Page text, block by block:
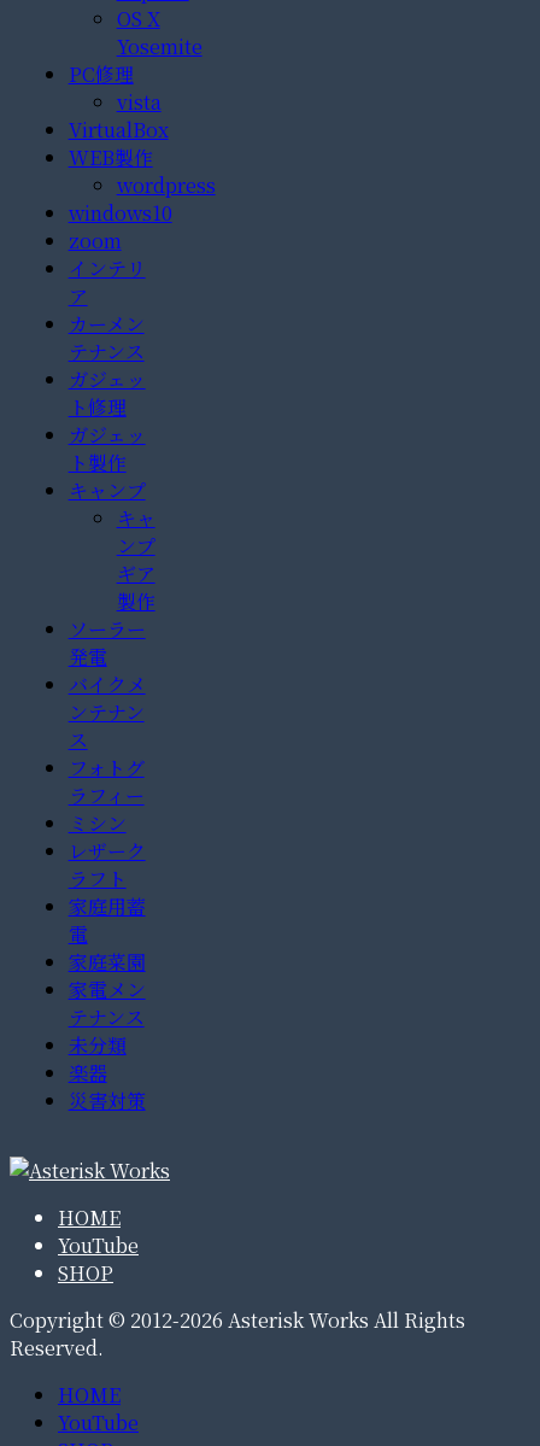
OS X
Yosemite
PC修理
vista
VirtualBox
WEB製作
wordpress
windows10
zoom
インテリ
ア
カーメン
テナンス
ガジェッ
ト修理
ガジェッ
ト製作
キャンプ
キャ
ンプ
ギア
製作
ソーラー
発電
バイクメ
ンテナン
ス
フォトグ
ラフィー
ミシン
レザーク
ラフト
家庭用蓄
電
家庭菜園
家電メン
テナンス
未分類
楽器
災害対策
HOME
YouTube
SHOP
Copyright © 2012-2026 Asterisk Works All Rights
Reserved.
HOME
YouTube